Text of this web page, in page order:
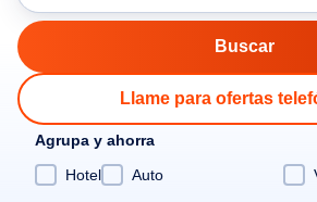
Llame para ofertas
Agrupa y ahorra
Hotel
Auto